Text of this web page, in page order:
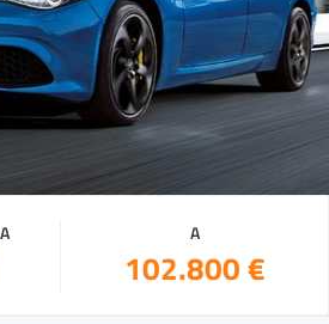
A
102.800 €